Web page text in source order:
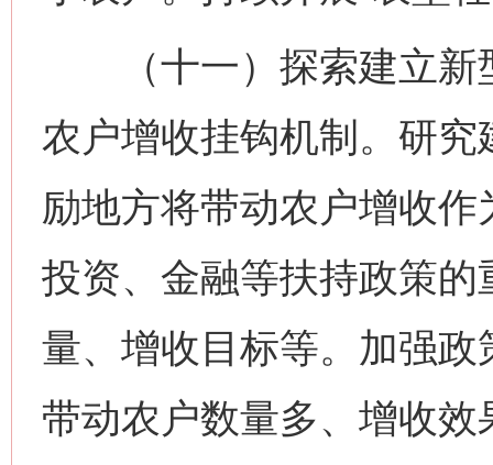
（十一）探索建立新
农户增收挂钩机制。研
励地方将带动农户增收
投资、金融等扶持政策
量、增收目标等。加强
带动农户数量多、增收